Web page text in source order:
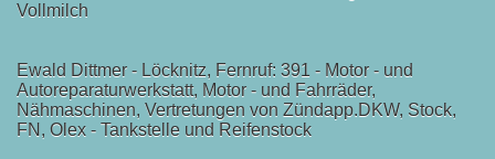
Vollmilch
Ewald Dittmer - Löcknitz, Fernruf: 391 - Motor - und
Autoreparaturwerkstatt, Motor - und Fahrräder,
Nähmaschinen, Vertretungen von Zündapp.DKW, Stock,
FN, Olex - Tankstelle und Reifenstock